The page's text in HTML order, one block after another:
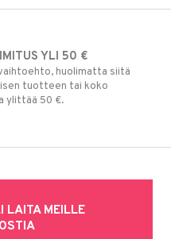
helistimetYLI 50 €
huolimatta siitä
tuotteen tai koko
ylittää 50 €.
LAITA MEILLE